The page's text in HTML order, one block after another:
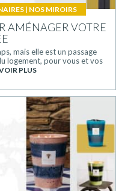
| NOS MIROIRS
AMÉNAGER VOTRE
mais elle est un passage
logement, pour vous et vos
PLUS